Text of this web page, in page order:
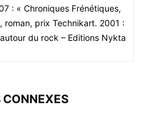
: « Chroniques Frénétiques,
roman, prix Technikart. 2001 :
du rock – Editions Nykta